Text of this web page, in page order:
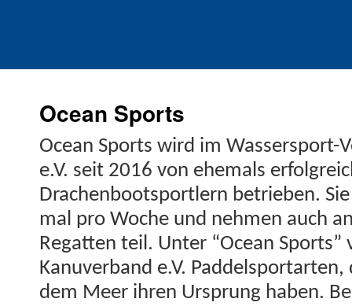
Ocean Sports
Ocean Sports wird im Wasser­sport-
e.V. seit 2016 von ehe­mals
Drachen­boot­sportlern betrieben.
mal pro Woche und nehmen auch
Regat­ten teil. Unter “Ocean
Kanu­ver­band e.V.
dem Meer ihren Ursprung haben.